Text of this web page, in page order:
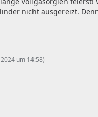
nicht ausgereizt.
um 14:58)